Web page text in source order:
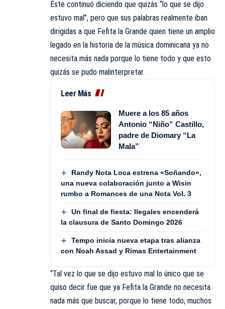
Éste continuó diciendo que quizás “lo que se dijo
estuvo mal”, pero que sus palabras realmente iban
dirigidas a que Fefita la Grande quien tiene un amplio
legado en la historia de la música dominicana ya no
necesita más nada porque lo tiene todo y que esto
quizás se pudo malinterpretar.
Leer Más
Muere a los 85 años
Antonio “Niño” Castillo,
padre de Diomary “La
Mala”
Randy Nota Loca estrena «Soñando»,
una nueva colaboración junto a Wisin
rumbo a Romances de una Nota Vol. 3
Un final de fiesta: Ilegales encenderá
la clausura de Santo Domingo 2026
Tempo inicia nueva etapa tras alianza
con Noah Assad y Rimas Entertainment
“Tal vez lo que se dijo estuvo mal lo único que se
quiso decir fue que ya Fefita la Grande no necesita
nada más que buscar, porque lo tiene todo, muchos